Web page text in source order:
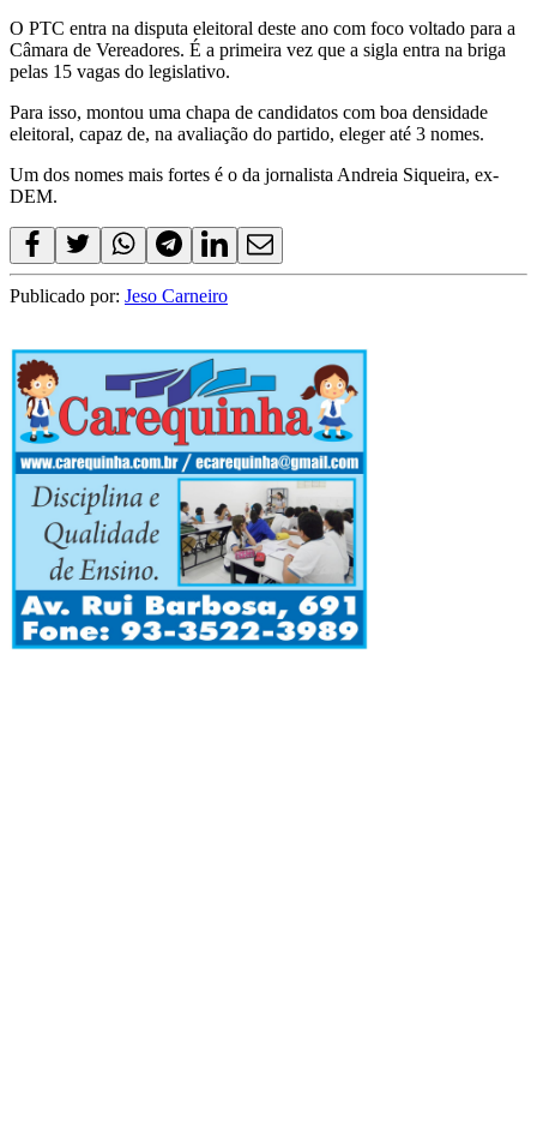
O PTC entra na disputa eleitoral deste ano com foco voltado para a
Câmara de Vereadores. É a primeira vez que a sigla entra na briga
pelas 15 vagas do legislativo.
Para isso, montou uma chapa de candidatos com boa densidade
eleitoral, capaz de, na avaliação do partido, eleger até 3 nomes.
Um dos nomes mais fortes é o da jornalista Andreia Siqueira, ex-
DEM.
Publicado por: Jeso Carneiro